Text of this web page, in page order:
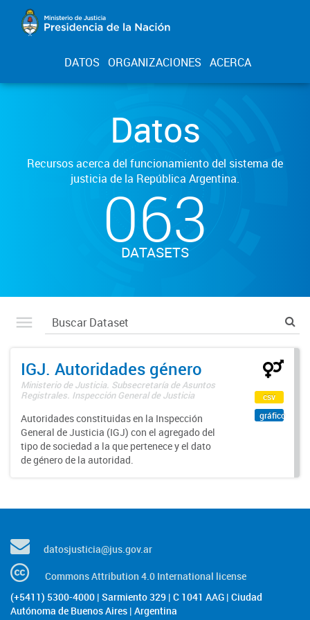
DATOS ORGANIZACIONES ACERCA
Datos
Recursos acerca del funcionamiento del sistema de
justicia de la República Argentina.
063
DATASETS
IGJ. Autoridades género
Ministerio de Justicia. Subsecretaría de Asuntos
Registrales. Inspección General de Justicia
Autoridades constituidas en la Inspección
General de Justicia (IGJ) con el agregado del
tipo de sociedad a la que pertenece y el dato
de género de la autoridad.
csv
gráfico
datosjusticia@jus.gov.ar
Commons Attribution 4.0 International license
(+5411) 5300-4000 | Sarmiento 329 | C 1041 AAG | Ciudad
Autónoma de Buenos Aires | Argentina